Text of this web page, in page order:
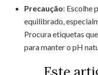
Precaução: Escolhe
equilibrado,
Procura etiquetas
para manter o pH